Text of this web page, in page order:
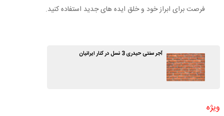
فرصت برای ابراز خود و خلق ایده های جدید استفاده کنید.
آجر سنتی حیدری 3 نسل در کنار ایرانیان
ویژه